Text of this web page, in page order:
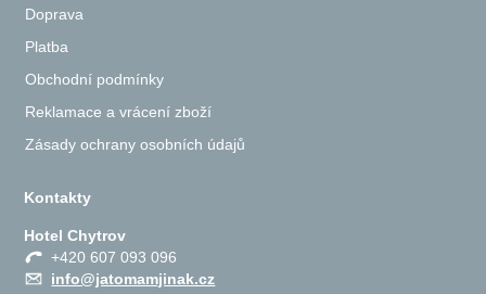
Doprava
Platba
Obchodní podmínky
Reklamace a vrácení zboží
Zásady ochrany osobních údajů
Kontakty
Hotel Chytrov
+420 607 093 096
info@jatomamjinak.cz